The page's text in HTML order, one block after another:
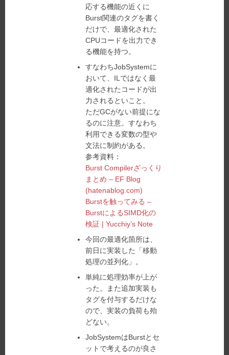
応する機能の近くに
Burst関連のタグを書く
だけで、最適化された
CPUコードを出力でき
る機能を持つ。
すなわちJobSystemに
おいて、ILではなく最
適化されたコードが出
力されるといこと。
ただGCがない前提にな
るのに注意。すなわち
利用できる変数の型や
文法に制約がある。
参考資料：
Burst Compilerざっくり
まとめ – EF Blog
(hatenablog.com)
Burstを触ってみる –
BurstによるSIMD化の
検証 | Yucchiy’s Note
今回の最適化箇所は、
前日に実装した「移動
処理の並列化」。
単純に処理効率が上が
った。また追加実装も
タグを付与するだけな
ので、実装の負荷も殆
どない。
JobSystemはBurstとセ
ットで考えるのが良さ